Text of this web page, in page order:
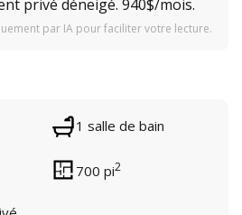
privé déneigé. 940$/mois.
par IA pour faciliter votre lecture.
1 salle de bain
700 pi2